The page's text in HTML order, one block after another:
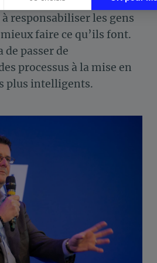
Consentement : Personnalisez vos
d'adapter et de gérer vos
responsabiliser les gens
faire ce qu’ils font.
de passer de
processus à la mise en
plus intelligents.